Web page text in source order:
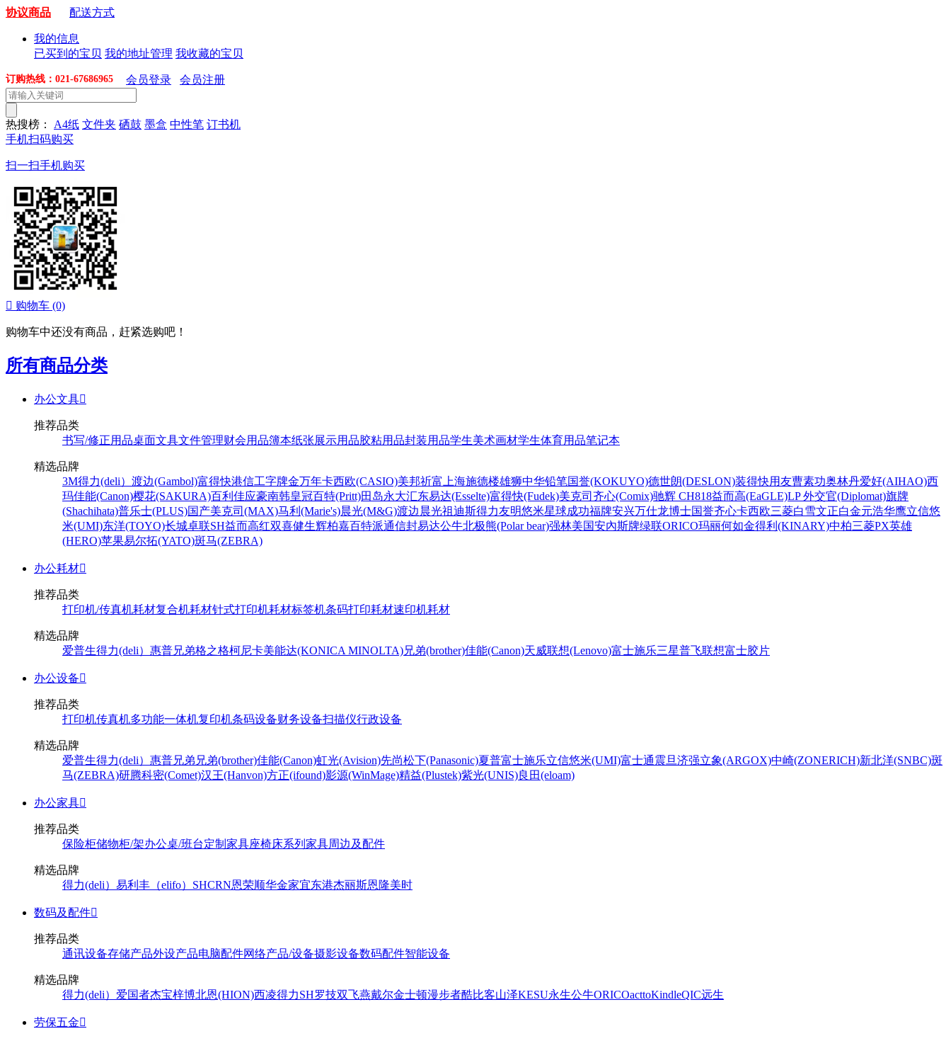
协议商品 配送方式
我的信息
已买到的宝贝 我的地址管理 我收藏的宝贝
订购热线：021-67686965 会员登录 会员注册
热搜榜： A4纸 文件夹 硒鼓 墨盒 中性笔 订书机
手机扫码购买
扫一扫手机购买
 购物车 (0)
购物车中还没有商品，赶紧选购吧！
所有商品分类
办公文具
推荐品类
书写/修正用品桌面文具文件管理财会用品簿本纸张展示用品胶粘用品封装用品学生美术画材学生体育用品笔记本
精选品牌
3M得力(deli） 渡边(Gambol)富得快港信工字牌金万年卡西欧(CASIO)美邦祈富 上海施德楼雄狮中华铅笔国誉(KOKUYO)德世朗(DESLON)装得快用友曹素功奥林丹爱好(AIHAO)西
玛佳能(Canon)樱花(SAKURA)百利佳应豪南韩皇冠百特(Pritt)田岛永大汇东易达(Esselte)富得快(Fudek)美克司 齐心(Comix)驰辉 CH818益而高(EaGLE)LP 外交官(Diplomat)旗牌
(Shachihata)普乐士(PLUS)国产美克司(MAX)马利(Marie's)晨光(M&G)渡边 晨光祖迪斯得力友明悠米星球成功福牌安兴万仕龙博士国誉齐心卡西欧三菱白雪文正白金元浩华鹰立信悠
米(UMI)东洋(TOYO)长城卓联SH益而高红双喜健生辉柏嘉百特派通信封易达公牛北极熊(Polar bear)强林美国安內斯牌绿联ORICO玛丽何如金得利(KINARY)中柏三菱PX英雄
(HERO)苹果易尔拓(YATO)斑马(ZEBRA)
办公耗材
推荐品类
打印机/传真机耗材复合机耗材针式打印机耗材标签机条码打印耗材速印机耗材
精选品牌
爱普生得力(deli） 惠普兄弟格之格柯尼卡美能达(KONICA MINOLTA)兄弟(brother)佳能(Canon)天威联想(Lenovo)富士施乐三星普飞联想富士胶片
办公设备
推荐品类
打印机传真机多功能一体机复印机条码设备财务设备扫描仪行政设备
精选品牌
爱普生得力(deli） 惠普兄弟 兄弟(brother)佳能(Canon)虹光(Avision)先尚松下(Panasonic)夏普富士施乐立信悠米(UMI)富士通震旦济强立象(ARGOX)中崎(ZONERICH)新北洋(SNBC)斑
马(ZEBRA)研腾科密(Comet)汉王(Hanvon)方正(ifound)影源(WinMage)精益(Plustek)紫光(UNIS)良田(eloam)
办公家具
推荐品类
保险柜储物柜/架办公桌/班台定制家具座椅床系列 家具周边及配件
精选品牌
得力(deli） 易利丰（elifo） SHCRN恩荣顺华金家宜东港杰丽斯恩隆美时
数码及配件
推荐品类
通讯设备存储产品外设产品电脑配件网络产品/设备摄影设备数码配件智能设备
精选品牌
得力(deli） 爱国者杰宝梓博北恩(HION)西凌得力SH罗技双飞燕戴尔金士顿漫步者酷比客山泽KESU永生公牛ORICOacttoKindleQIC远生
劳保五金